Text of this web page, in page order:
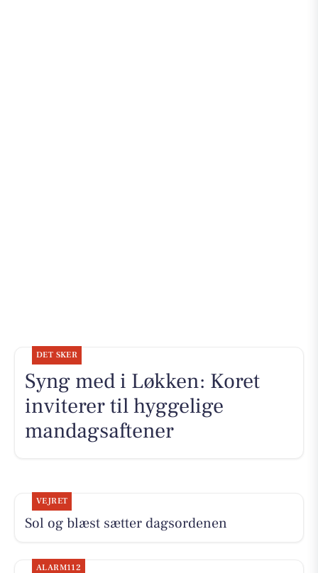
DET SKER
Syng med i Løkken: Koret
inviterer til hyggelige
mandagsaftener
VEJRET
Sol og blæst sætter dagsordenen
ALARM112